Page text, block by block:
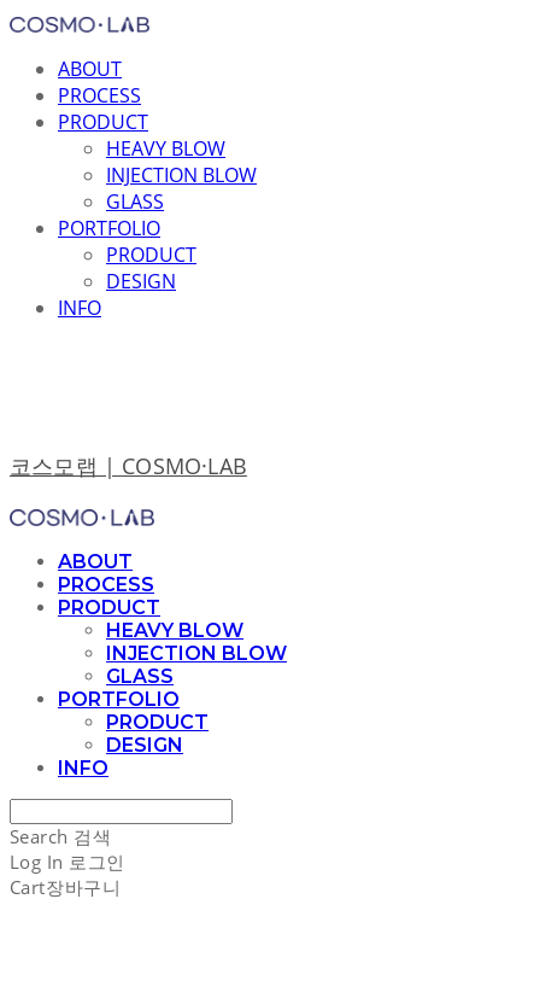
ABOUT
PROCESS
PRODUCT
HEAVY BLOW
INJECTION BLOW
GLASS
PORTFOLIO
PRODUCT
DESIGN
INFO
코스모랩 | COSMO·LAB
ABOUT
PROCESS
PRODUCT
HEAVY BLOW
INJECTION BLOW
GLASS
PORTFOLIO
PRODUCT
DESIGN
INFO
Search 검색
Log In 로그인
Cart장바구니